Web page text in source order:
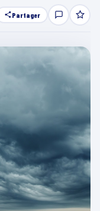
Partager